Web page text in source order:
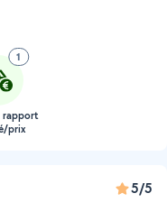
1
rapport
prix
5/5